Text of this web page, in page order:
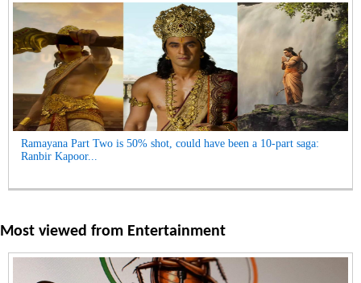
Ramayana Part Two is 50% shot, could have been a 10-part saga:
Ranbir Kapoor...
Most viewed from Entertainment